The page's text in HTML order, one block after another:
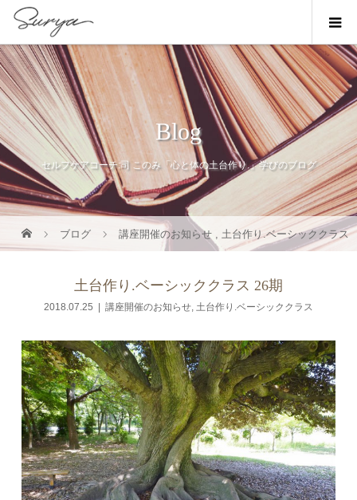
Blog
セルフケアコーチ:司 このみ「心と体の土台作り.」学びのブログ
ブログ 講座開催のお知らせ ,土台作り.ベーシッククラス
土台作り.ベーシッククラス 26期
2018.07.25 講座開催のお知らせ, 土台作り.ベーシッククラス